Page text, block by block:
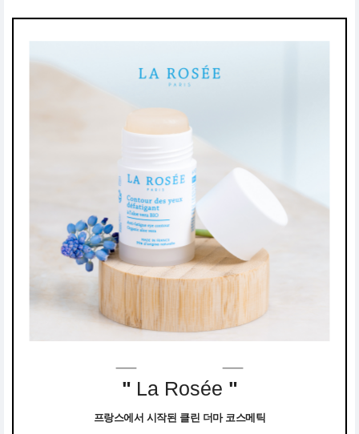
" La Rosée "
프랑스에서 시작된 클린 더마 코스메틱